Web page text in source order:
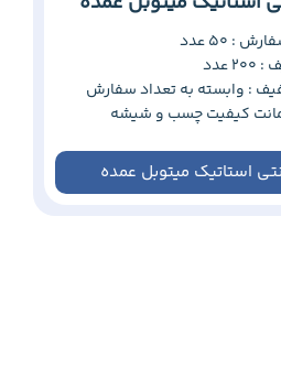
: 50 عدد
عدد
: وابسته به تعداد سفارش
کیفیت چسب و شیشه
استاتیک میتوبل عمده